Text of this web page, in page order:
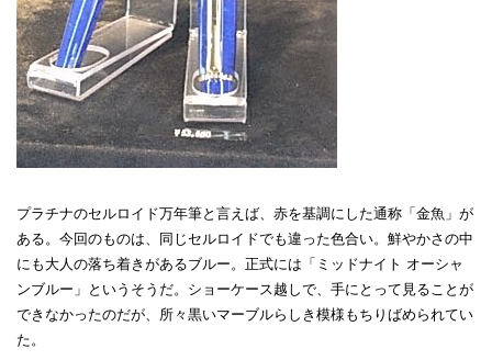
プラチナのセルロイド万年筆と言えば、赤を基調にした通称「金魚」が
ある。今回のものは、同じセルロイドでも違った色合い。鮮やかさの中
にも大人の落ち着きがあるブルー。正式には「ミッドナイト オーシャ
ンブルー」というそうだ。ショーケース越しで、手にとって見ることが
できなかったのだが、所々黒いマーブルらしき模様もちりばめられてい
た。